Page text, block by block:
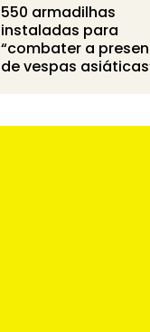
550 armadilhas
instaladas para
“combater a
de vespas